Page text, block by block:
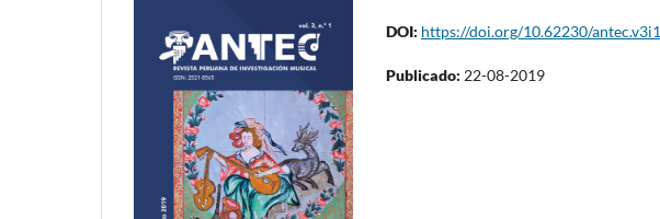
DOI: https://doi.org/10.62230/antec.v3i1
Publicado: 22-08-2019